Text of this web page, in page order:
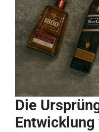
Die
Entwicklung